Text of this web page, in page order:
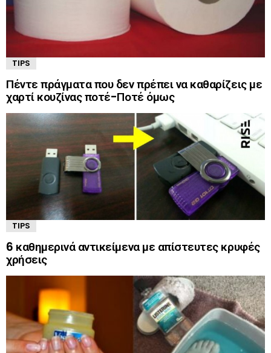
TIPS
Πέντε πράγματα που δεν πρέπει να καθαρίζεις με
χαρτί κουζίνας ποτέ-Ποτέ όμως
TIPS
6 καθημερινά αντικείμενα με απίστευτες κρυφές
χρήσεις